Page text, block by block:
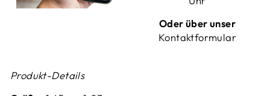
Oder über unser
Kontaktformular
Produkt-Details